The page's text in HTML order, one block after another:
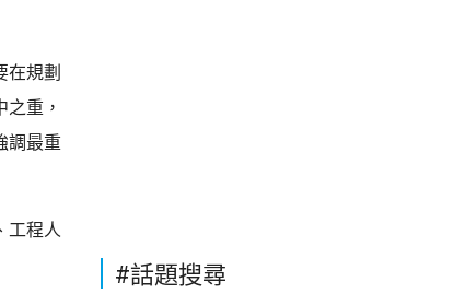
在規劃
重，
調最重
工程人
#話題搜尋